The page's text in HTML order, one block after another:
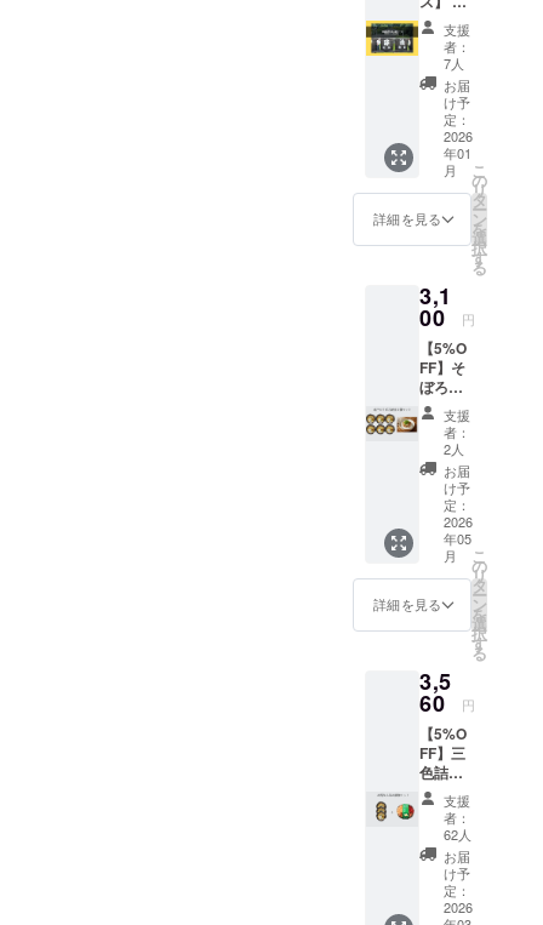
一度は家業
に惹かれき
れない時期
もありまし
たが、
“アトツギベ
ンチャー”と
いう考え方
に出会い、
だけでなく
未来をつく
る力になる
と気づきま
した。
そこから、
私は後継者
として木桶
発酵を甦ら
せる挑戦を
決意しまし
た。
みは、単に
商品をつく
ることでは
失われかけ
ている食文
化を次の世
代へ手渡す
ための一歩
です。
礼品は
必要な
いの
で、た
だただ
応援し
たい！
と思っ
ていた
だけて
いる方
向け
コー
謝の気
持ちを
込め
て、お
礼の
メッ
セージ
をお送
りしま
す。 ※
このリ
ターン
は【応
援コー
（5,000
円）】
0円）】
のリ
ターン
と同じ
内容に
なりま
す。
支援
者：
7人
お届
け予
定：
2026
年01
月
詳細を見る
こ
の
リ
タ
ー
ン
を
選
択
す
る
3,1
00 円
【5%O
FF】そ
ぼろ納
豆たっ
ぷり6
パック
お届け
セット
このリ
ターン
は、
3,560円
の
『【5%
OFF】
三色詰
梅 ＋ そ
ぼろ納
豆 3つ
セッ
ト』と
比べ
て、三
色詰合
わせ梅
は含ま
れず、
そぼろ
納豆の
支援
者：
2人
お届
け予
定：
2026
年05
月
詳細を見る
こ
の
リ
タ
ー
ン
を
選
択
す
る
3,5
60 円
【5%O
FF】三
色詰合
わせ
梅
＋ そ
ぼろ納
豆 3つ
セット
『偕楽
支援
者：
62人
お届
け予
定：
2026